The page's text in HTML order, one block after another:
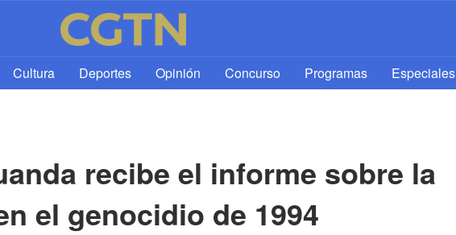
Cultura Deportes Opinión Concurso Programas Especiales
recibe el informe sobre la
el genocidio de 1994